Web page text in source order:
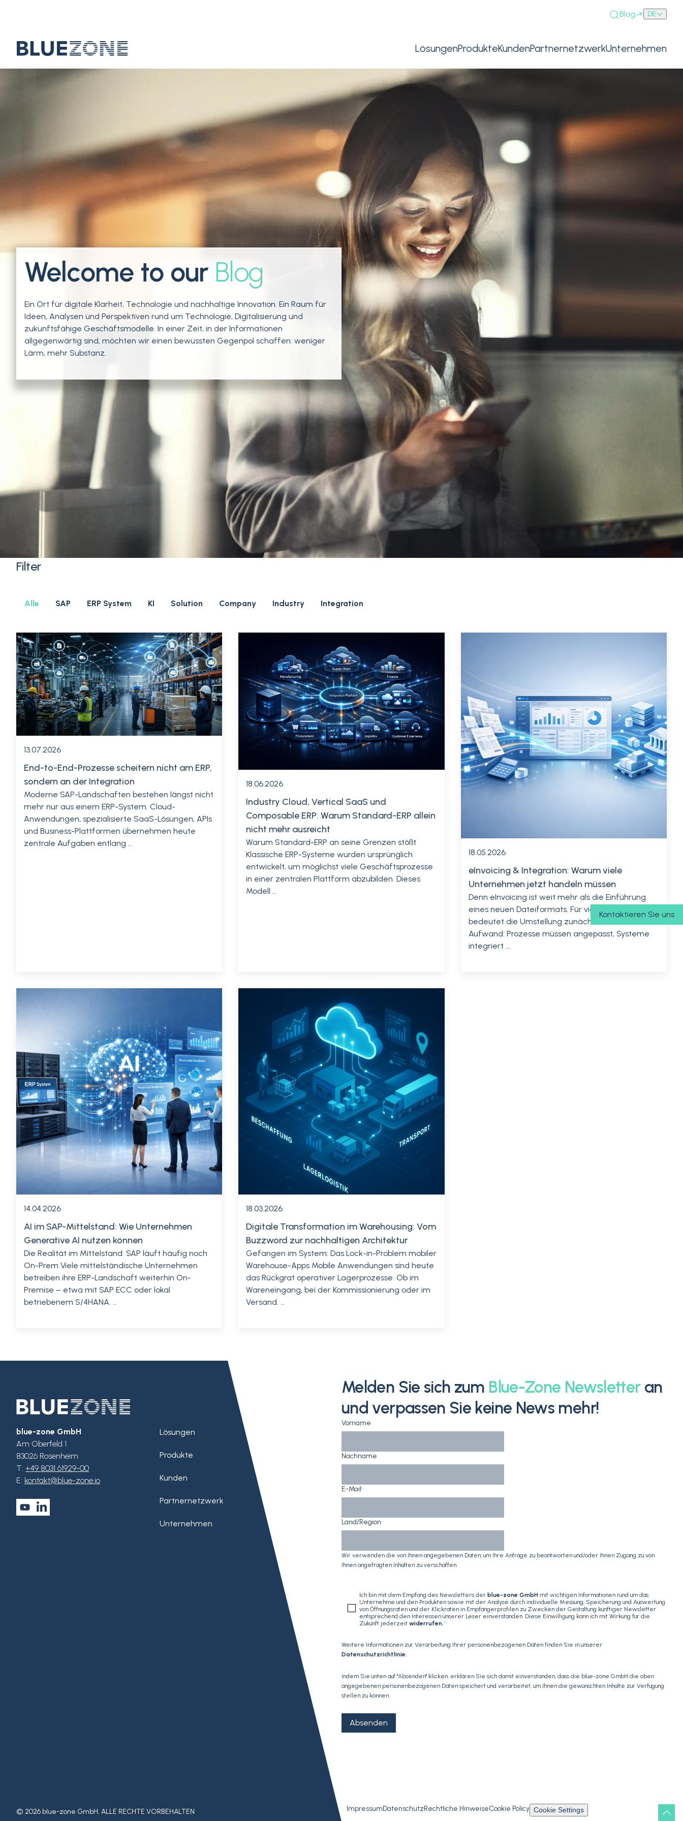
Blog DE
LösungenProdukteKundenPartnernetzwerkUnternehmen
Kontaktieren Sie uns
Welcome to our Blog
Ein Ort für digitale Klarheit, Technologie und nachhaltige Innovation. Ein Raum für
Ideen, Analysen und Perspektiven rund um Technologie, Digitalisierung und
zukunftsfähige Geschäftsmodelle. In einer Zeit, in der Informationen
allgegenwärtig sind, möchten wir einen bewussten Gegenpol schaffen: weniger
Lärm, mehr Substanz.
Filter
Alle SAP ERP System KI Solution Company Industry Integration
13.07.2026
End-to-End-Prozesse scheitern nicht am ERP,
sondern an der Integration
Moderne SAP-Landschaften bestehen längst nicht
mehr nur aus einem ERP-System. Cloud-
Anwendungen, spezialisierte SaaS-Lösungen, APIs
und Business-Plattformen übernehmen heute
zentrale Aufgaben entlang …
18.06.2026
Industry Cloud, Vertical SaaS und
Composable ERP: Warum Standard-ERP allein
nicht mehr ausreicht
Warum Standard-ERP an seine Grenzen stößt
Klassische ERP-Systeme wurden ursprünglich
entwickelt, um möglichst viele Geschäftsprozesse
in einer zentralen Plattform abzubilden. Dieses
Modell …
18.05.2026
eInvoicing & Integration: Warum viele
Unternehmen jetzt handeln müssen
Denn eInvoicing ist weit mehr als die Einführung
eines neuen Dateiformats. Für viele Unternehmen
bedeutet die Umstellung zunächst zusätzlichen
Aufwand: Prozesse müssen angepasst, Systeme
integriert …
14.04.2026
AI im SAP-Mittelstand: Wie Unternehmen
Generative AI nutzen können
Die Realität im Mittelstand: SAP läuft häufig noch
On-Prem Viele mittelständische Unternehmen
betreiben ihre ERP-Landschaft weiterhin On-
Premise – etwa mit SAP ECC oder lokal
betriebenem S/4HANA. …
18.03.2026
Digitale Transformation im Warehousing: Vom
Buzzword zur nachhaltigen Architektur
Gefangen im System: Das Lock-in-Problem mobiler
Warehouse-Apps Mobile Anwendungen sind heute
das Rückgrat operativer Lagerprozesse. Ob im
Wareneingang, bei der Kommissionierung oder im
Versand. …
Melden Sie sich zum Blue-Zone Newsletteran
und verpassen Sie keine News mehr!
Vorname
Nachname
E-Mail*
Land/Region
Wir verwenden die von Ihnen angegebenen Daten, um Ihre Anfrage zu beantworten und/oder Ihnen Zugang zu von
Ihnen angefragten Inhalten zu verschaffen.
Ich bin mit dem Empfang des Newsletters der blue-zone GmbH mit wichtigen Informationen rund um das
Unternehme und den Produkten sowie mit der Analyse durch individuelle Messung, Speicherung und Auswertung
von Öffnungsraten und der Klickraten in Empfängerprofilen zu Zwecken der Gestaltung künftiger Newsletter
entsprechend den Interessen unserer Leser einverstanden. Diese Einwilligung kann ich mit Wirkung für die
Zukunft jederzeit widerrufen.*
Weitere Informationen zur Verarbeitung Ihrer personenbezogenen Daten finden Sie in unserer
Datenschutzrichtlinie.
Indem Sie unten auf "Absenden" klicken, erklären Sie sich damit einverstanden, dass die blue-zone GmbH die oben
angegebenen personenbezogenen Daten speichert und verarbeitet, um Ihnen die gewünschten Inhalte zur Verfügung
stellen zu können.
ImpressumDatenschutzRechtliche HinweiseCookie Policy Cookie Settings
blue-zone GmbH
Am Oberfeld 1
83026 Rosenheim
T: +49 8031 61929-00
E: kontakt@blue-zone.io
Lösungen
Produkte
Kunden
Partnernetzwerk
Unternehmen
© 2026 blue-zone GmbH. ALLE RECHTE VORBEHALTEN